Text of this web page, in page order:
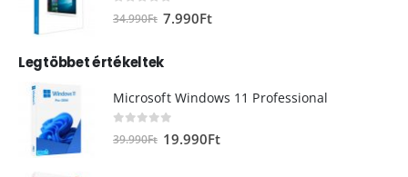
out of 5
34.990Ft 7.990Ft
Legtöbbet értékeltek
Microsoft Windows 11 Professional
out of 5
39.990Ft 19.990Ft